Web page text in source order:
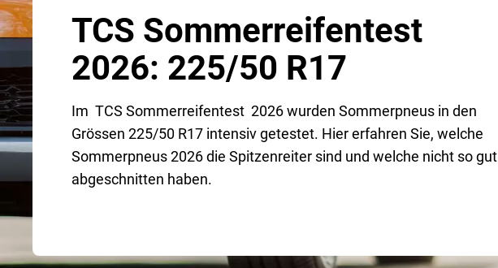
TCS Sommerreifentest
2026: 225/50 R17
Im TCS Sommerreifentest 2026 wurden Sommerpneus in den
Grössen 225/50 R17 intensiv getestet. Hier erfahren Sie, welche
Sommerpneus 2026 die Spitzenreiter sind und welche nicht so gut
abgeschnitten haben.